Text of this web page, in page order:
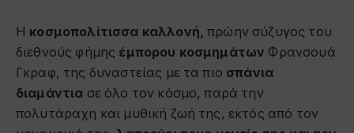
Η κοσμοπολίτισσα καλλονή, πρώην σύζυγος του
διεθνούς φήμης έμπορου κοσμημάτων Φρανσουά
Γκραφ, της δυναστείας με τα πιο σπάνια
διαμάντια σε όλο τον κόσμο, παρά την
πολυτάραχη και μυθική ζωή της, εκτός από τον